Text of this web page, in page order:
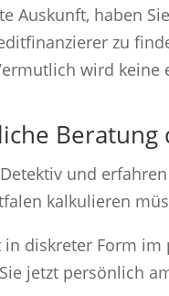
Auskunft, haben
zu
wird keine
und
kalkulieren
diskreter Form
jetzt persönlich